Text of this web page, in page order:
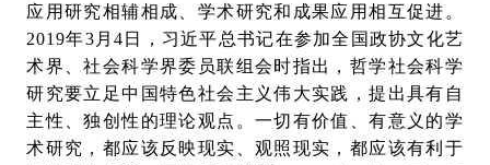
应用研究相辅相成、学术研究和成果应用相互促进。
2019年3月4日，习近平总书记在参加全国政协文化艺
术界、社会科学界委员联组会时指出，哲学社会科学
研究要立足中国特色社会主义伟大实践，提出具有自
主性、独创性的理论观点。一切有价值、有意义的学
术研究，都应该反映现实、观照现实，都应该有利于